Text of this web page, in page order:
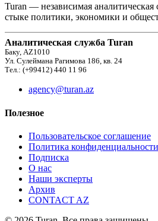
Turan — независимая
стыке политики, экономики и
Аналитическая служба Turan
Баку, AZ1010
Ул. Сулеймана Рагимова 186, кв. 24
Тел.: (+99412) 440 11 96
agency@turan.az
Полезное
Пользовательское соглашение
Политика конфиденциальности
Подписка
О нас
Наши эксперты
Архив
CONTACT AZ